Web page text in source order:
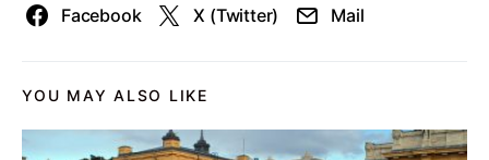
Facebook X (Twitter) Mail
YOU MAY ALSO LIKE